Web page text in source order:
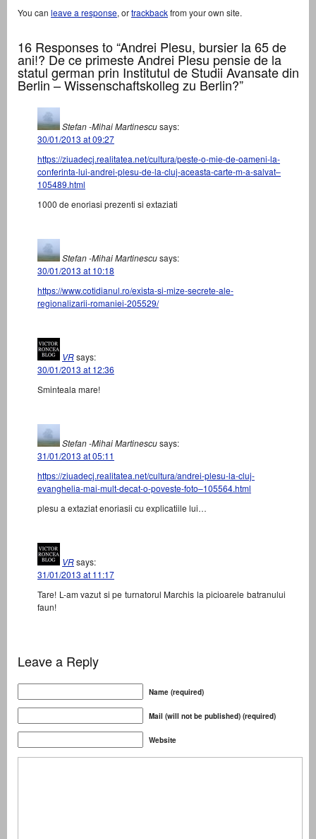
You can leave a response, ortrackbackfrom your own site.
16 Responses to “Andrei Plesu, bursier la 65 de
ani!? De ce primeste Andrei Plesu pensie de la
statul german prin Institutul de Studii Avansate din
Berlin – Wissenschaftskolleg zu Berlin?”
Stefan -Mihai Martinescusays:
30/01/2013 at 09:27
https://ziuadecj.realitatea.net/cultura/peste-o-mie-de-oameni-la-
conferinta-lui-andrei-plesu-de-la-cluj-aceasta-carte-m-a-salvat–
105489.html
1000 de enoriasi prezenti si extaziati
Stefan -Mihai Martinescusays:
30/01/2013 at 10:18
https://www.cotidianul.ro/exista-si-mize-secrete-ale-
regionalizarii-romaniei-205529/
VRsays:
30/01/2013 at 12:36
Sminteala mare!
Stefan -Mihai Martinescusays:
31/01/2013 at 05:11
https://ziuadecj.realitatea.net/cultura/andrei-plesu-la-cluj-
evanghelia-mai-mult-decat-o-poveste-foto–105564.html
plesu a extaziat enoriasii cu explicatiile lui…
VRsays:
31/01/2013 at 11:17
Tare! L-am vazut si pe turnatorul Marchis la picioarele batranului
faun!
Leave a Reply
Name (required)
Mail (will not be published) (required)
Website